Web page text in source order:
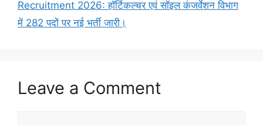
Recruitment 2026: हॉर्टिकल्चर एवं सॉइल कंजर्वेशन विभाग
में 282 पदों पर नई भर्ती जारी।
Leave a Comment